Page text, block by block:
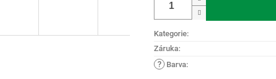
Kategorie:
Záruka:
? Barva: